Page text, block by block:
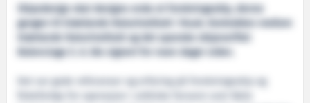
Skipsdesign skal designe enda et forskningsskip, denne
gangen til Grønlands Naturinstitutt i Nuuk. Kontrakten mellom
Grønlands Naturinstitutt og det spanske skipsverftet
Balenciaga S. A. ble signert for noen dager siden.
Det var gode referanser og erfaring på forskningsskip og
fiskefartøy for operasjon i arktiske farvann som førte